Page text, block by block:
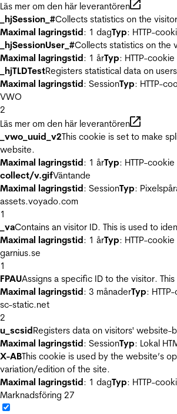
Läs mer om den här leverantören
_hjSession_#Collects statistics on the
Maximal lagringstid: 1 dagTyp: HTTP-
_hjSessionUser_#Collects statistics on the
Maximal lagringstid: 1 årTyp: HTTP-cookie
_hjTLDTestRegisters statistical data on
Maximal lagringstid: SessionTyp: HTTP-
VWO
2
Läs mer om den här leverantören
_vwo_uuid_v2This cookie is set to make
website.
Maximal lagringstid: 1 årTyp: HTTP-cookie
collect/v.gifVäntande
Maximal lagringstid: SessionTyp:
assets.voyado.com
1
_vaContains an visitor ID. This is used to
Maximal lagringstid: 1 årTyp: HTTP-cookie
garnius.se
1
FPAUAssigns a specific ID to the visitor.
Maximal lagringstid: 3 månaderTyp:
sc-static.net
2
u_scsidRegisters data on visitors' website-
Maximal lagringstid: SessionTyp: Lokal
X-ABThis cookie is used by the website’s
variation/edition of the site.
Maximal lagringstid: 1 dagTyp: HTTP-
Marknadsföring 27